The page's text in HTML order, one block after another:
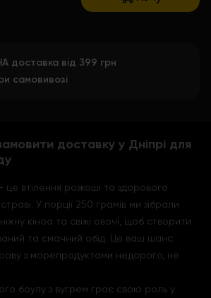
доставка від 399 грн
самовивозі
доставку у Дніпрі для
втілення розкоші та здорового
У порції 250 грамів ми зібрали
кіноа та свіжі овочі, щоб створити
та смачний обід. Це ваш шанс
з морепродуктами недорого, не
боулу з вугрем грає свою роль у